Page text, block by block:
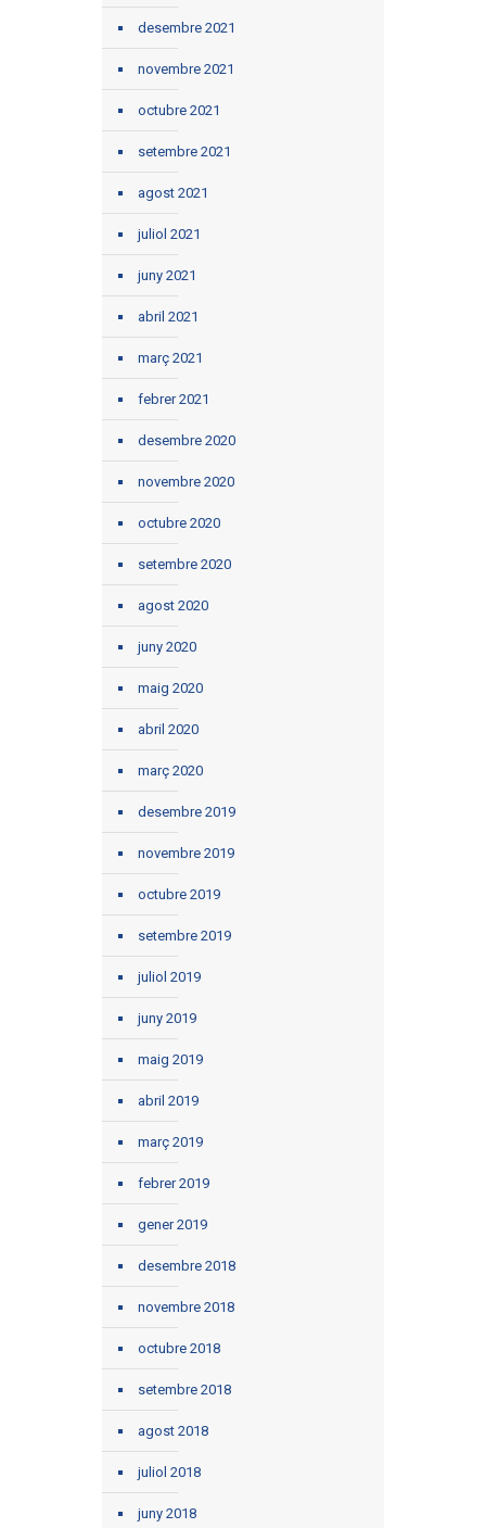
desembre 2021
novembre 2021
octubre 2021
setembre 2021
agost 2021
juliol 2021
juny 2021
abril 2021
març 2021
febrer 2021
desembre 2020
novembre 2020
octubre 2020
setembre 2020
agost 2020
juny 2020
maig 2020
abril 2020
març 2020
desembre 2019
novembre 2019
octubre 2019
setembre 2019
juliol 2019
juny 2019
maig 2019
abril 2019
març 2019
febrer 2019
gener 2019
desembre 2018
novembre 2018
octubre 2018
setembre 2018
agost 2018
juliol 2018
juny 2018